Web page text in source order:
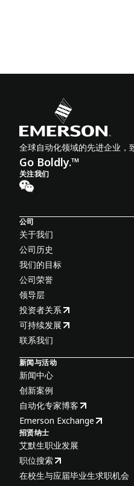
全球自动化领域的先进企业，
Go Boldly.™
关注我们
公司
关于我们
公司历史
我们的目标
公司荣誉
领导层
投资者关系
可持续发展
联系我们
新闻与活动
新闻中心
创新案例
自动化专家博客
Emerson Exchange
招贤纳士
艾默生职业发展
职位搜索
在校生与应届毕业生求职机会